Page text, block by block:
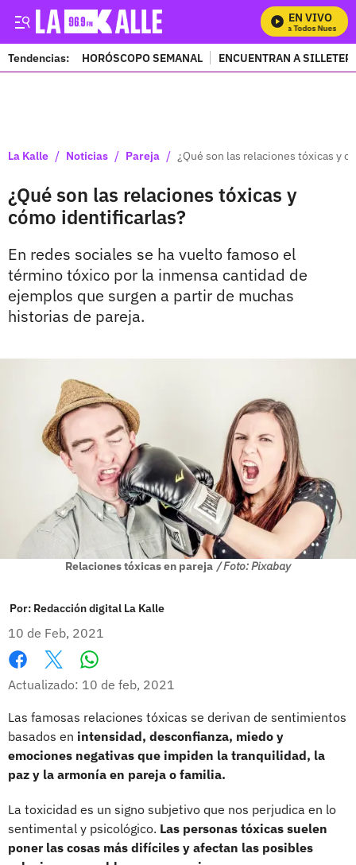
EN VIVO
Mira Todos Nuestros
Tendencias: HORÓSCOPO SEMANAL ENCUENTRAN A
La Kalle / Noticias / Pareja / ¿Qué son las relaciones tóxicas y
¿Qué son las relaciones tóxicas y
cómo identificarlas?
En redes sociales se ha vuelto famoso el
término tóxico por la inmensa cantidad de
ejemplos que surgen a partir de muchas
historias de pareja.
Relaciones tóxicas en pareja / Foto: Pixabay
Por: Redacción digital La Kalle
10 de Feb, 2021
Facebook
X
Actualizado: 10 de feb, 2021
Las famosas relaciones tóxicas se derivan de sentimientos
basados en intensidad, desconfianza, miedo y
emociones negativas que impiden la tranquilidad, la
paz y la armonía en pareja o familia.
La toxicidad es un signo subjetivo que nos perjudica en lo
sentimental y psicológico. Las personas tóxicas suelen
poner las cosas más difíciles y afectan las posibles